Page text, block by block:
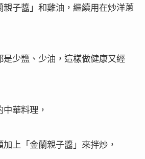
子醬」和雞油，繼續用在炒洋蔥
少鹽、少油，這樣做健康又經
華料理，
上「金蘭親子醬」來拌炒，